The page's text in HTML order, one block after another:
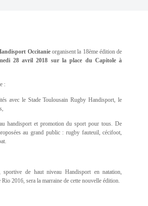
Occitanieorganisent la 18ème édition de
28 avril 2018 sur la place du Capitole à
:
avec le Stade Toulousain Rugby Handisport, le
handisport et promotion du sport pour tous. De
au grand public : rugby fauteuil, cécifoot,
sportive de haut niveau Handisport en natation,
2016, sera la marraine de cette nouvelle édition.